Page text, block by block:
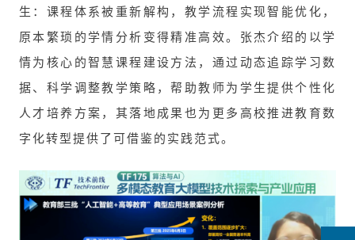
生：课程体系被重新解构，教学流程实现智能优化，
原本繁琐的学情分析变得精准高效。张杰介绍的以学
情为核心的智慧课程建设方法，通过动态追踪学习数
据、科学调整教学策略，帮助教师为学生提供个性化
人才培养方案，其落地成果也为更多高校推进教育数
字化转型提供了可借鉴的实践范式。